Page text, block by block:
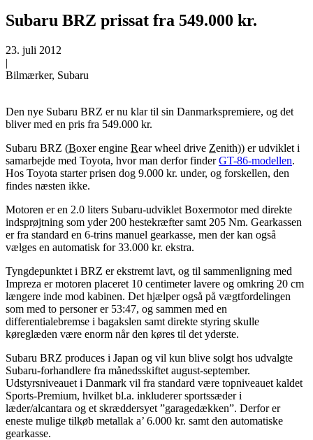
Subaru BRZ prissat fra 549.000 kr.
23. juli 2012
|
Bilmærker, Subaru
Den nye Subaru BRZ er nu klar til sin Danmarkspremiere, og det
bliver med en pris fra 549.000 kr.
Subaru BRZ (Boxer engine Rear wheel drive Zenith)) er udviklet i
samarbejde med Toyota, hvor man derfor finderGT-86-modellen.
Hos Toyota starter prisen dog 9.000 kr. under, og forskellen, den
findes næsten ikke.
Motoren er en 2.0 liters Subaru-udviklet Boxermotor med direkte
indsprøjtning som yder 200 hestekræfter samt 205 Nm. Gearkassen
er fra standard en 6-trins manuel gearkasse, men der kan også
vælges en automatisk for 33.000 kr. ekstra.
Tyngdepunktet i BRZ er ekstremt lavt, og til sammenligning med
Impreza er motoren placeret 10 centimeter lavere og omkring 20 cm
længere inde mod kabinen. Det hjælper også på vægtfordelingen
som med to personer er 53:47, og sammen med en
differentialebremse i bagakslen samt direkte styring skulle
køreglæden være enorm når den køres til det yderste.
Subaru BRZ produces i Japan og vil kun blive solgt hos udvalgte
Subaru-forhandlere fra månedsskiftet august-september.
Udstyrsniveauet i Danmark vil fra standard være topniveauet kaldet
Sports-Premium, hvilket bl.a. inkluderer sportssæder i
læder/alcantara og et skræddersyet ”garagedækken”. Derfor er
eneste mulige tilkøb metallak a’ 6.000 kr. samt den automatiske
gearkasse.